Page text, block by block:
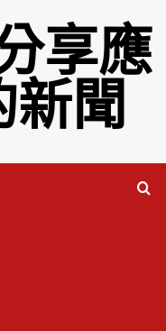
享應
新聞